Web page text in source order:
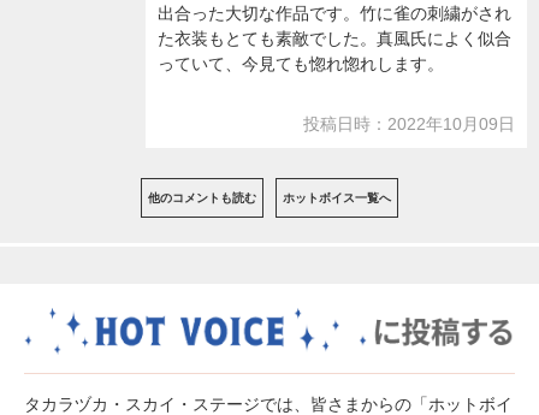
出合った大切な作品です。竹に雀の刺繍がされ
た衣装もとても素敵でした。真風氏によく似合
っていて、今見ても惚れ惚れします。
投稿日時：2022年10月09日
他のコメントも読む ホットボイス一覧へ
タカラヅカ・スカイ・ステージでは、皆さまからの「ホットボイ